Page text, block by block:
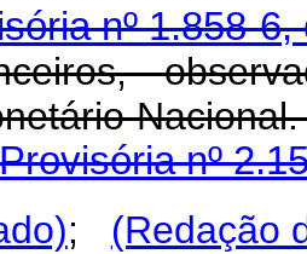
nº 1.858-6,
nº
; (Redação